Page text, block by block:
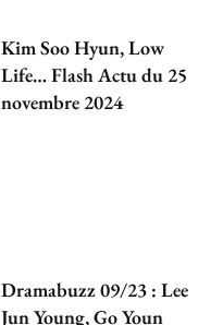
Kim Soo Hyun, Low
Life… Flash Actu du 25
novembre 2024
Dramabuzz 09/23 : Lee
Jun Young, Go Youn